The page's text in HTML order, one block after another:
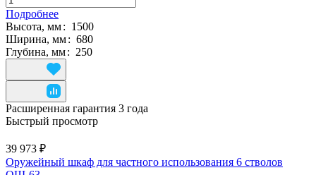
Подробнее
Высота, мм: 1500
Ширина, мм: 680
Глубина, мм: 250
Расширенная гарантия 3 года
Быстрый просмотр
39 973 ₽
Оружейный шкаф для частного использования 6 стволов